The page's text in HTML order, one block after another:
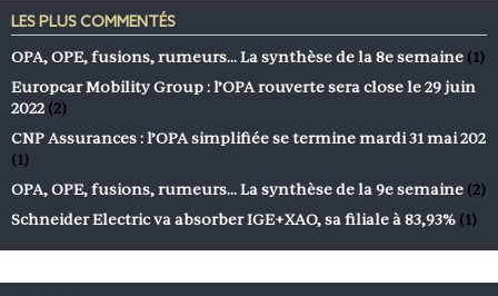
LES PLUS COMMENTÉS
OPA, OPE, fusions, rumeurs… La synthèse de la 8e semaine (1)
Europcar Mobility Group : l’OPA rouverte sera close le 29 juin
2022 (2)
CNP Assurances : l’OPA simplifiée se termine mardi 31 mai 202
(1)
OPA, OPE, fusions, rumeurs… La synthèse de la 9e semaine (2)
Schneider Electric va absorber IGE+XAO, sa filiale à 83,93% (1)